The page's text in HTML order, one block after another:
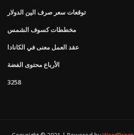
توقعات سعر صرف الين الدولار
مخططات كسوف الشمس
عقد العمل معنى في الكانادا
الأرباع محتوى الفضة
3258